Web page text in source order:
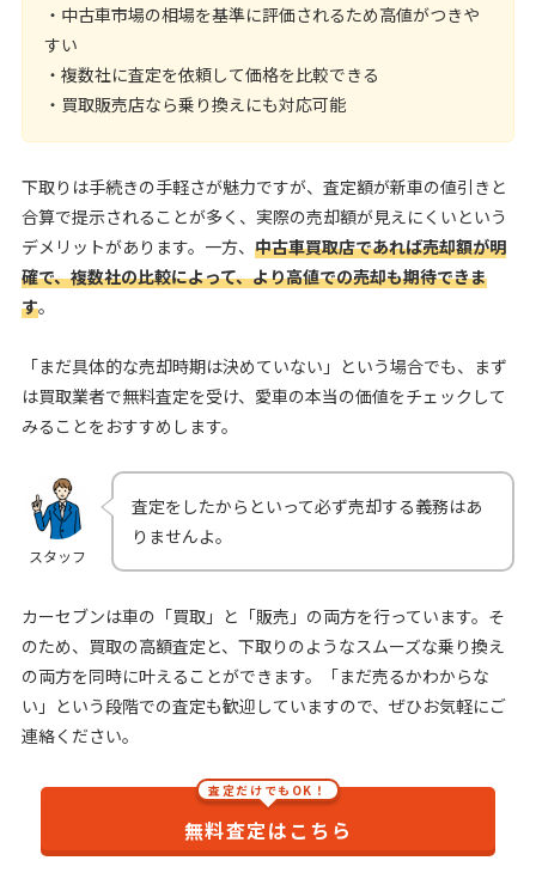
・中古車市場の相場を基準に評価されるため高値がつきや
すい
・複数社に査定を依頼して価格を比較できる
・買取販売店なら乗り換えにも対応可能
下取りは手続きの手軽さが魅力ですが、査定額が新車の値引きと
合算で提示されることが多く、実際の売却額が見えにくいという
デメリットがあります。一方、 中古車買取店であれば売却額が明
確で、複数社の比較によって、より高値での売却も期待できま
す。
「まだ具体的な売却時期は決めていない」という場合でも、まず
は買取業者で無料査定を受け、愛車の本当の価値をチェックして
みることをおすすめします。
スタッフ
査定をしたからといって必ず売却する義務はあ
りませんよ。
カーセブンは車の「買取」と「販売」の両方を行っています。そ
のため、買取の高額査定と、下取りのようなスムーズな乗り換え
の両方を同時に叶えることができます。「まだ売るかわからな
い」という段階での査定も歓迎していますので、ぜひお気軽にご
連絡ください。
査定だけでもOK！
無料査定はこちら